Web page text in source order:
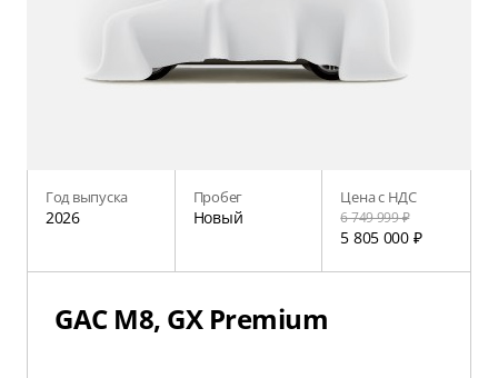
Год выпуска
2026
Пробег
Новый
Цена с НДС
6 749 999 ₽
5 805 000 ₽
GAC M8, GX Premium